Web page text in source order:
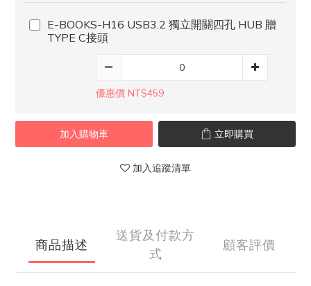
E-BOOKS-H16 USB3.2 獨立開關四孔 HUB 贈
TYPE C接頭
優惠價 NT$459
加入購物車 立即購買
加入追蹤清單
商品描述
送貨及付款方
式
顧客評價